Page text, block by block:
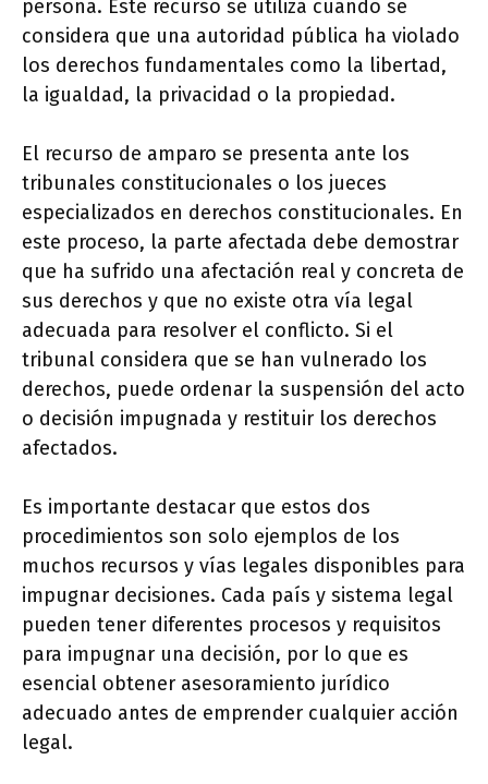
persona. Este recurso se utiliza cuando se
considera que una autoridad pública ha violado
los derechos fundamentales como la libertad,
la igualdad, la privacidad o la propiedad.
El recurso de amparo se presenta ante los
tribunales constitucionales o los jueces
especializados en derechos constitucionales. En
este proceso, la parte afectada debe demostrar
que ha sufrido una afectación real y concreta de
sus derechos y que no existe otra vía legal
adecuada para resolver el conflicto. Si el
tribunal considera que se han vulnerado los
derechos, puede ordenar la suspensión del acto
o decisión impugnada y restituir los derechos
afectados.
Es importante destacar que estos dos
procedimientos son solo ejemplos de los
muchos recursos y vías legales disponibles para
impugnar decisiones. Cada país y sistema legal
pueden tener diferentes procesos y requisitos
para impugnar una decisión, por lo que es
esencial obtener asesoramiento jurídico
adecuado antes de emprender cualquier acción
legal.